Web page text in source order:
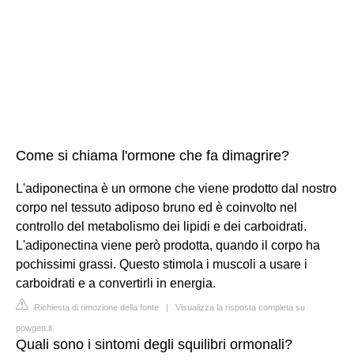
Come si chiama l'ormone che fa dimagrire?
L'adiponectina è un ormone che viene prodotto dal nostro
corpo nel tessuto adiposo bruno ed è coinvolto nel
controllo del metabolismo dei lipidi e dei carboidrati.
L'adiponectina viene però prodotta, quando il corpo ha
pochissimi grassi. Questo stimola i muscoli a usare i
carboidrati e a convertirli in energia.
Richiesta di rimozione della fonte | Visualizza la risposta completa su
powgen.it
Quali sono i sintomi degli squilibri ormonali?